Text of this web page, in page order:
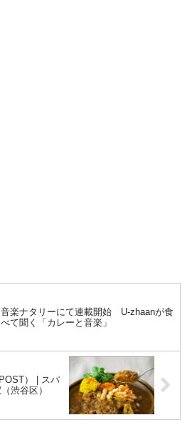
音楽ナタリーにて連載開始 U-zhaanが食
べて聞く「カレーと音楽」
） | スパ
渋谷区）